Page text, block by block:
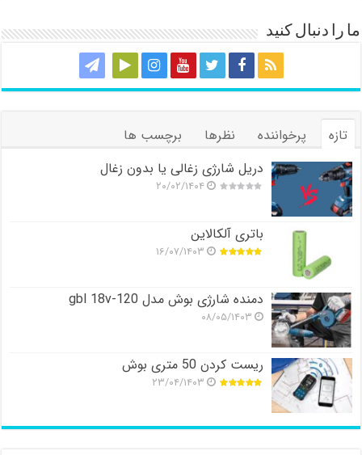
ما را دنبال کنید
تازه پرخواننده نظرها
برچسب ها
دریل شارژی زغالی یا بدون زغال
۲۰/۰۲/۱۴۰۴
باتری آلکالاین
۱۶/۰۷/۱۴۰۳
دمنده شارژی بوش مدل gbl 18v-120
۰۸/۰۵/۱۴۰۳
ریست کردن 50 متری بوش
۲۳/۰۴/۱۴۰۳